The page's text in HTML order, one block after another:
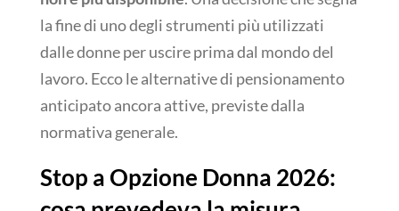
la fine di uno degli strumenti più utilizzati
dalle donne per uscire prima dal mondo del
lavoro. Ecco le alternative di pensionamento
anticipato ancora attive, previste dalla
normativa generale.
Stop a Opzione Donna 2026: